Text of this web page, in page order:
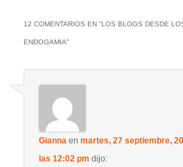
12 COMENTARIOS EN “LOS BLOGS DESDE
ENDOGAMIA”
Gianna enmartes, 27 septiembre,
las 12:02 pm dijo: